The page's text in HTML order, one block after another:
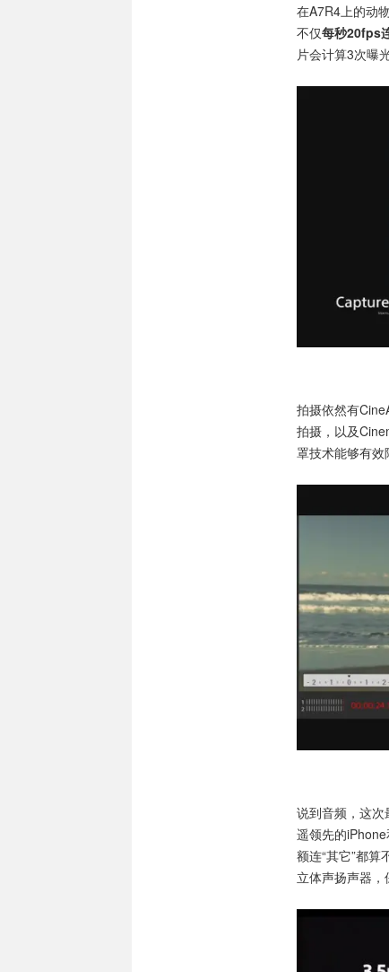
在A7R4上的动
不仅每秒20fps
片会计算3次曝
拍摄依然有
拍摄，以及
罩技术能够有效
说到音频，这次
遥领先的
额连“其它”都
立体声扬声器，